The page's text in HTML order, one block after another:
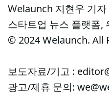
Welaunch 지현우 기자
스타트업 뉴스 플랫폼,
© 2024 Welaunch. All
보도자료/기고 :
광고/제휴 문의: